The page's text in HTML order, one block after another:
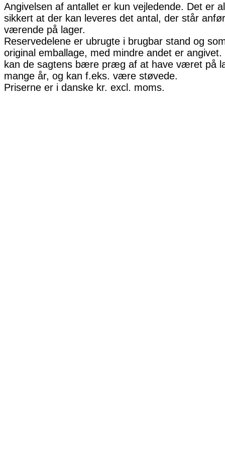
Angivelsen af antallet er kun vejledende. Det er
sikkert at der kan leveres det antal, der står
værende på lager.
Reservedelene er ubrugte i brugbar stand og
original emballage, med mindre andet er angivet.
kan de sagtens bære præg af at have været på
mange år, og kan f.eks. være støvede.
Priserne er i danske kr. excl. moms.